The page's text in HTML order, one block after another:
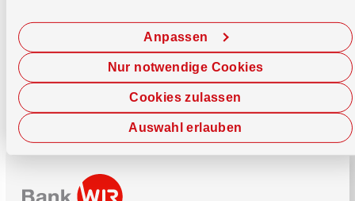
Cookies zulassen
Anpassen
Auswahl erlauben
Nur notwendige Cookies
Jetzt chatten